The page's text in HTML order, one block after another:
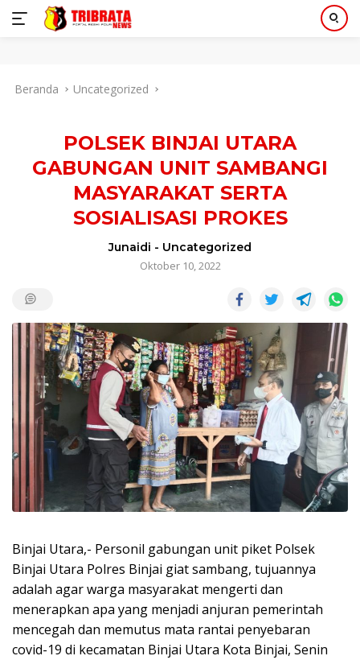
Beranda Uncategorized
POLSEK BINJAI UTARA
GABUNGAN UNIT SAMBANGI
MASYARAKAT SERTA
SOSIALISASI PROKES
Junaidi - Uncategorized
Oktober 10, 2022
Binjai Utara,- Personil gabungan unit piket Polsek
Binjai Utara Polres Binjai giat sambang, tujuannya
adalah agar warga masyarakat mengerti dan
menerapkan apa yang menjadi anjuran pemerintah
mencegah dan memutus mata rantai penyebaran
covid-19 di kecamatan Binjai Utara Kota Binjai, Senin